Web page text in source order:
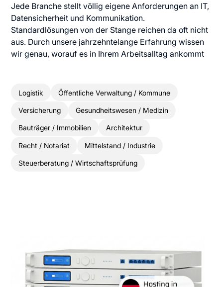
Jede Branche stellt völlig eigene Anforderungen an IT,
Datensicherheit und Kommunikation.
Standardlösungen von der Stange reichen da oft nicht
aus. Durch unsere jahrzehntelange Erfahrung wissen
wir genau, worauf es in Ihrem Arbeitsalltag ankommt
Logistik Öffentliche Verwaltung / Kommune
Versicherung Gesundheitswesen / Medizin
Bauträger / Immobilien Architektur
Recht / Notariat Mittelstand / Industrie
Steuerberatung / Wirtschaftsprüfung